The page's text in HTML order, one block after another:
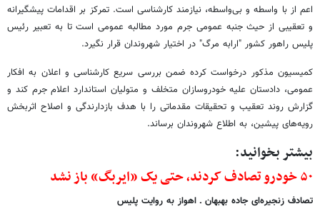
اعم از با واسطه و بی‌واسطه، نیازمند کارشناسی است. تمرکز بر اقدامات پیشگیرانه
و تعقیبی از حیث جنبه عمومی جرم مورد مطالبه عمومی است تا به تعبیر رئیس
پلیس راهور کشور "ارابه مرگ" در اختیار شهروندان قرار نگیرد.
کمیسیون مذکور درخواست کرده ضمن بررسی سریع کارشناسی و اعلان به افکار
عمومی، دادستان علیه خودروسازان متخلف و متولیان استاندارد اعلام جرم کند و
گزارش روند تعقیب و تحقیقات مقدماتی را با هدف بازدارندگی و اصلاح اثربخش
رویه‌های پیشین، به اطلاع شهروندان برساند.
بیشتر بخوانید:
۵۰ خودرو تصادف کردند، حتی یک «ایربگ» باز نشد
تصادف زنجیره‌ای جاده بهبهان ـ اهواز به روایت پلیس